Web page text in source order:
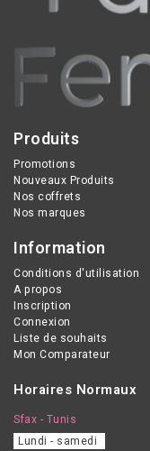
cellulaires face
radicaux libres.
Produits
Promotions
Nouveaux Produits
Nos coffrets
Nos marques
Information
Conditions d'utilisation
A propos
Inscription
Connexion
Liste de souhaits
Mon Comparateur
Horaires Normaux
Sfax - Tunis
Lundi - samedi